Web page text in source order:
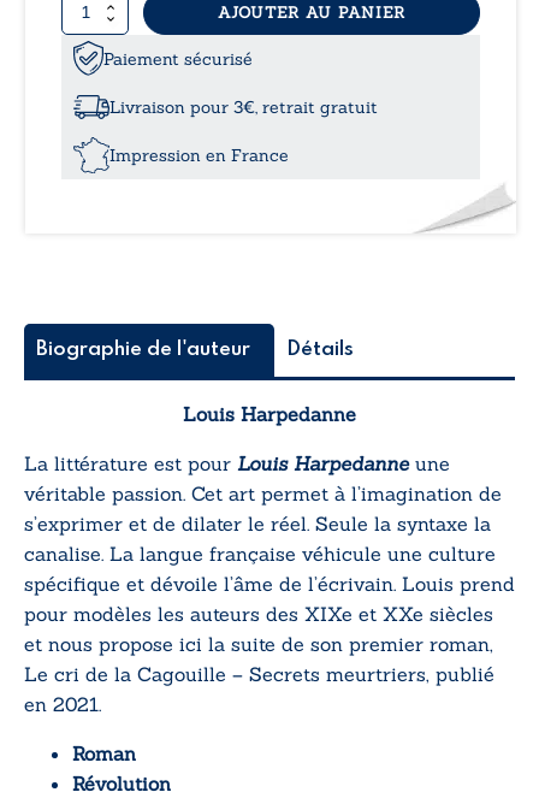
quantité
de
Le
de
Cagouille
AJOUTER AU PANIER
Paiement sécurisé
Livraison pour 3€, retrait gratuit
Impression en France
Biographie de l'auteur Détails
Louis Harpedanne
La littérature est pour Louis Harpedanneune
véritable passion. Cet art permet à l’imagination de
s’exprimer et de dilater le réel. Seule la syntaxe la
canalise. La langue française véhicule une culture
spécifique et dévoile l’âme de l’écrivain. Louis prend
pour modèles les auteurs des XIXe et XXe siècles
et nous propose ici la suite de son premier roman,
Le cri de la Cagouille – Secrets meurtriers, publié
en 2021.
Roman
Révolution